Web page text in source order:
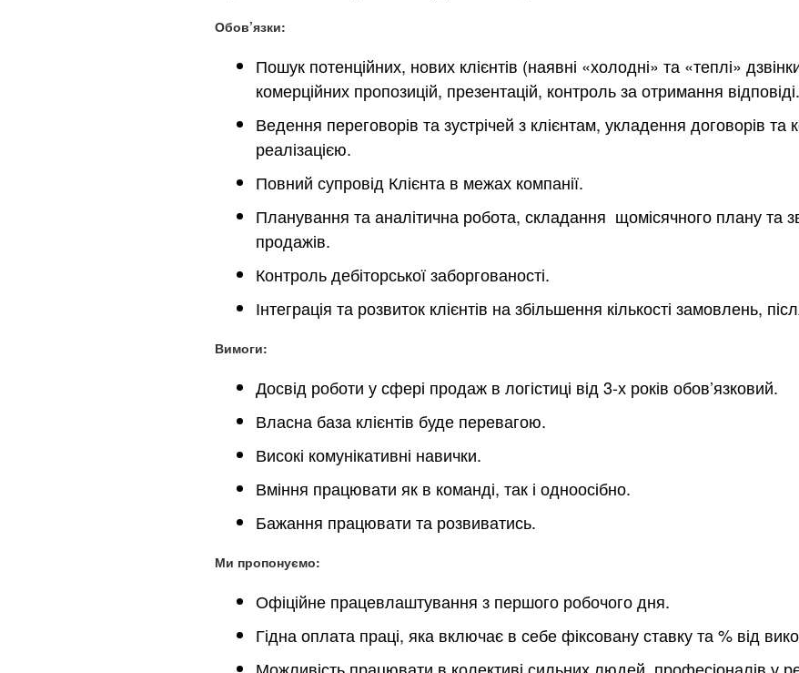
Обов’язки:
Пошук потенційних, нових клієнтів (наявні «холодні» та «теплі»
комерційних пропозицій, презентацій, контроль за отримання відповіді.
Ведення переговорів та зустрічей з клієнтам, укладення договорів та
реалізацією.
Повний супровід Клієнта в межах компанії.
Планування та аналітична робота, складання щомісячного плану та
продажів.
Контроль дебіторської заборгованості.
Інтеграція та розвиток клієнтів на збільшення кількості замовлень,
Вимоги:
Досвід роботи у сфері продаж в логістиці від 3-х років обов’язковий.
Власна база клієнтів буде перевагою.
Високі комунікативні навички.
Вміння працювати як в команді, так і одноосібно.
Бажання працювати та розвиватись.
Ми пропонуємо:
Офіційне працевлаштування з першого робочого дня.
Гідна оплата праці, яка включає в себе фіксовану ставку та % від